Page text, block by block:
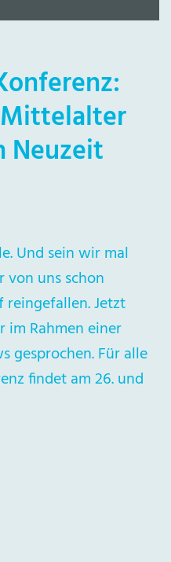
Neuzeit
Und sein wir mal
uns schon
reingefallen. Jetzt
im Rahmen einer
gesprochen. Für alle
findet am 26. und